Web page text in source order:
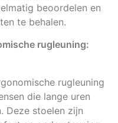
beoordelen en
te behalen.
rugleuning:
rugleuning
die lange uren
Deze stoelen zijn